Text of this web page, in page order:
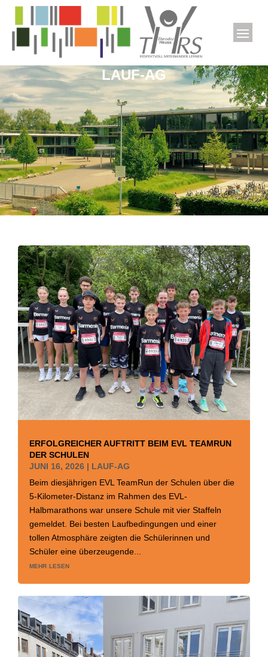
LAUF-AG
ERFOLGREICHER AUFTRITT BEIM EVL TEAMRUN
DER SCHULEN
JUNI 16, 2026 | LAUF-AG
Beim diesjährigen EVL TeamRun der Schulen über die
5-Kilometer-Distanz im Rahmen des EVL-
Halbmarathons war unsere Schule mit vier Staffeln
gemeldet. Bei besten Laufbedingungen und einer
tollen Atmosphäre zeigten die Schülerinnen und
Schüler eine überzeugende...
mehr lesen